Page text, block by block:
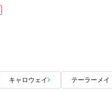
キャロウェイ テーラーメイ